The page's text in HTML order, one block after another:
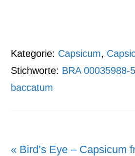
Kategorie: Capsicum,
Stichworte: BRA 00035988-5
baccatum
Vorheriger
« Bird’s Eye – Capsicum